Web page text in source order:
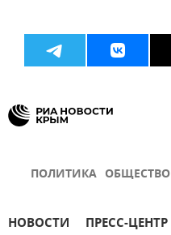
ПОЛИТИКА ОБЩЕСТВО
НОВОСТИ ПРЕСС-ЦЕНТР